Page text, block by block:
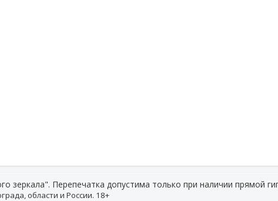
зеркала". Перепечатка допустима только при наличии прямой
области и России. 18+